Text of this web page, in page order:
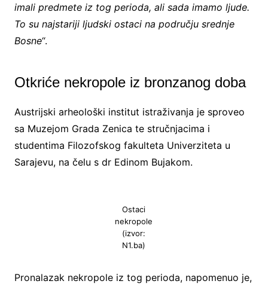
imali predmete iz tog perioda, ali sada imamo ljude.
To su najstariji ljudski ostaci na području srednje
Bosne“.
Otkriće nekropole iz bronzanog doba
Austrijski arheološki institut istraživanja je sproveo
sa Muzejom Grada Zenica te stručnjacima i
studentima Filozofskog fakulteta Univerziteta u
Sarajevu, na čelu s dr Edinom Bujakom.
Ostaci
nekropole
(izvor:
N1.ba)
Pronalazak nekropole iz tog perioda, napomenuo je,